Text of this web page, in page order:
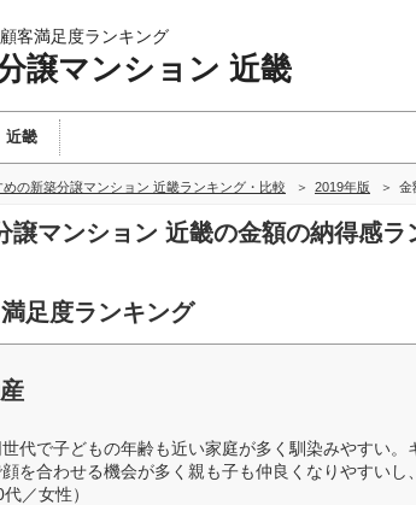
客満足度ランキング
譲マンション 近畿
近畿
めの新築分譲マンション 近畿ランキング・比較 2019年版 金
譲マンション 近畿の金額の納得感
足度ランキング
代で子どもの年齢も近い家庭が多く馴染みやすい。
を合わせる機会が多く親も子も仲良くなりやすいし
／女性）